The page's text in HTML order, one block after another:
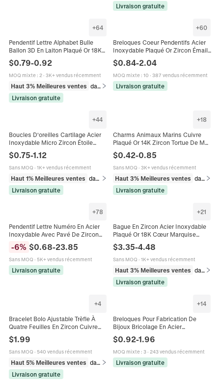
Livraison gratuite
+64
Pendentif Lettre Alphabet Bulle
Ballon 3D En Laiton Plaqué Or 18K
Zircon Brillant Charmes De Nom
DIY Bijoux
$0.79-0.92
MOQ mixte: 2· 3K+ vendus récemment
Haut 3% Meilleures ventes
dans Pendentifs
Livraison gratuite
+60
Breloques Coeur Pendentifs Acier
Inoxydable Plaqué Or Zircon Émail
Nacre DIY Fabrication De Bijoux
Pour Femmes
$0.84-2.04
MOQ mixte: 10 · 387 vendus récemment
Livraison gratuite
+44
Boucles D'oreilles Cartilage Acier
Inoxydable Micro Zircon Étoile
$0.75-1.12
Sans MOQ · 1K+ vendus récemment
Haut 1% Meilleures ventes
Livraison gratuite
+18
Charms Animaux Marins Cuivre
Plaqué Or 14K Zircon Tortue De Mer
Pour Création Bijoux DIY
$0.42-0.85
Sans MOQ · 3K+ vendus récemment
Haut 3% Meilleures ventes
Livraison gratuite
+78
Pendentif Lettre Numéro En Acier
Inoxydable Avec Pavé De Zircon
Pour La Fabrication De Bijoux DIY
Charms Coeur Étoile
-6% $0.68-23.85
Sans MOQ · 5K+ vendus récemment
Livraison gratuite
+21
Bague En Zircon Acier Inoxydable
Plaqué Or 18K Cœur Marquise
Zircon Géométrique Dome Bagues
Pour Femmes Bijoux De Mode
$3.35-4.48
Sans MOQ · 1K+ vendus récemment
Haut 3% Meilleures ventes
dans Bagues
Livraison gratuite
+4
Bracelet Bolo Ajustable Trèfle À
Quatre Feuilles En Zircon Cuivre
Femmes
$1.99
Sans MOQ · 540 vendus récemment
Haut 5% Meilleures ventes
Livraison gratuite
+14
Breloques Pour Fabrication De
Bijoux Bricolage En Acier
Pendentifs Pour Colliers Bracelets
Accessoires
$0.92-1.96
MOQ mixte: 3· 243 vendus récemment
Livraison gratuite